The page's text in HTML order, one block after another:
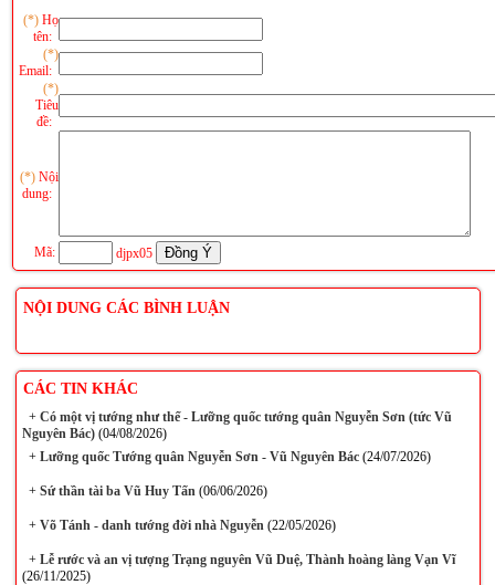
(*) Họ
tên:
(*)
Email:
(*)
Tiêu
đề:
(*) Nội
dung:
Mã: djpx05
NỘI DUNG CÁC BÌNH LUẬN
CÁC TIN KHÁC
+Có một vị tướng như thế - Lưỡng quốc tướng quân Nguyễn Sơn (tức Vũ
Nguyên Bác)(04/08/2026)
+Lưỡng quốc Tướng quân Nguyễn Sơn - Vũ Nguyên Bác(24/07/2026)
+Sứ thần tài ba Vũ Huy Tấn(06/06/2026)
+Võ Tánh - danh tướng đời nhà Nguyễn(22/05/2026)
+Lễ rước và an vị tượng Trạng nguyên Vũ Duệ, Thành hoàng làng Vạn Vĩ
(26/11/2025)